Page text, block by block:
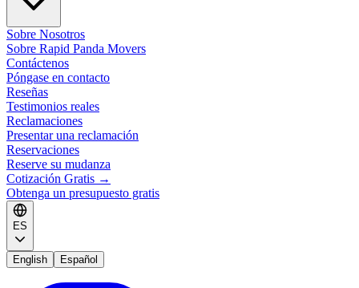
Sobre Nosotros
Sobre Rapid Panda Movers
Contáctenos
Póngase en contacto
Reseñas
Testimonios reales
Reclamaciones
Presentar una reclamación
Reservaciones
Reserve su mudanza
Cotización Gratis →
Obtenga un presupuesto gratis
ES
English Español